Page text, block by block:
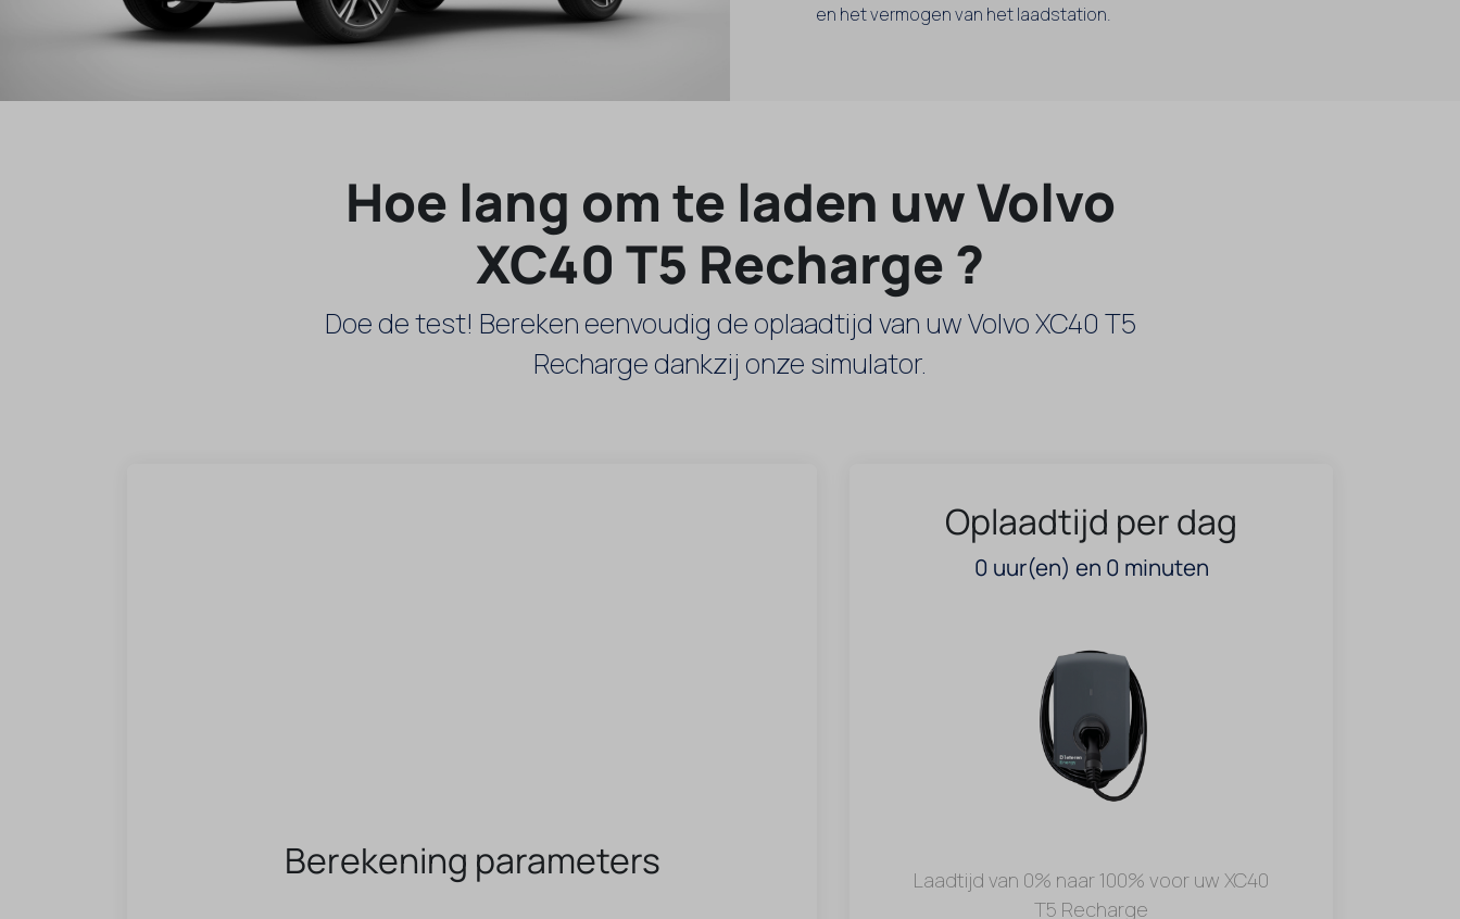
en het vermogen van het laadstation.
Hoe lang om te laden uw Volvo
XC40 T5 Recharge ?
Doe de test! Bereken eenvoudig de oplaadtijd van uw Volvo XC40 T5
Recharge dankzij onze simulator.
Berekening parameters
Oplaadtijd per dag
0 uur(en) en 0 minuten
Laadtijd van 0% naar 100% voor uw XC40
T5 Recharge